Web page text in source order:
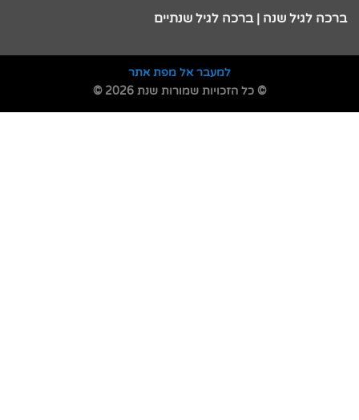
ברכה לגיל שנה | ברכה לגיל שנתיים
למעבר אל מפת אתר
© כל הזכויות שמורות שנת 2026 ©